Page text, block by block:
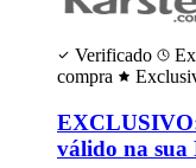
Verificado
compra
válido na